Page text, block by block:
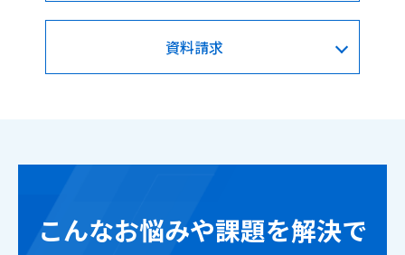
資料請求
こんなお悩みや課題を解決で